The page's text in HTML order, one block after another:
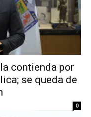
la contienda por
se queda de
0